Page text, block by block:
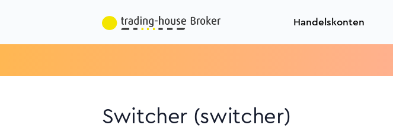
Handelskonten
Switcher (switcher)